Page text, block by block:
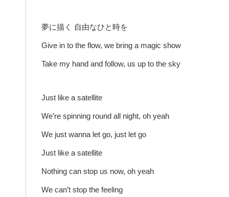
夢に描く 自由なひと時を
Give in to the flow, we bring a magic show
Take my hand and follow, us up to the sky
Just like a satellite
We’re spinning round all night, oh yeah
We just wanna let go, just let go
Just like a satellite
Nothing can stop us now, oh yeah
We can’t stop the feeling